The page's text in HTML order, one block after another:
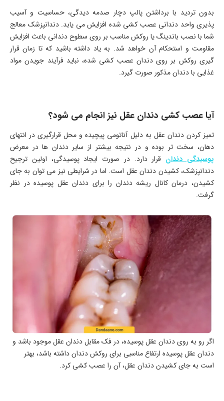
بدون تردید با برداشتن پالپ دچار صدمه دیدگی، حساسیت و آسیب
پذیری واحد دندانی عصب کشی شده افزایش می یابد. دندانپزشک معالج
شما با نصب باندینگ یا روکش مناسب بر روی سطوح دندانی باعث افزایش
مقاومت و استحکام آن خواهد شد. به یاد داشته باشید که تا زمان قرار
گیری روکش بر روی دندان عصب کشی شده، نباید فرآیند جویدن مواد
غذایی با دندان مذکور صورت گیرد.
آیا عصب کشی دندان عقل نیز انجام می شود؟
تمیز کردن دندان عقل به دلیل آناتومی پیچیده و محل قرارگیری در انتهای
دهان، سخت تر بوده و در نتیجه بیشتر از سایر دندان ها در معرض
پوسیدگی دندان قرار دارد. در صورت ایجاد پوسیدگی، اولین ترجیح
دندانپزشک، کشیدن دندان عقل است. اما در شرایطی نیز می توان به جای
کشیدن، درمان کانال ریشه دندان را برای دندان عقل پوسیده در نظر
گرفت.
اگر رو به روی دندان عقل پوسیده، در فک مقابل دندان عقل موجود باشد و
دندان عقل پوسیده ارتفاع مناسبی برای روکش دندان داشته باشد، بهتر
است به جای کشیدن دندان عقل، آن را عصب کشی کرد.